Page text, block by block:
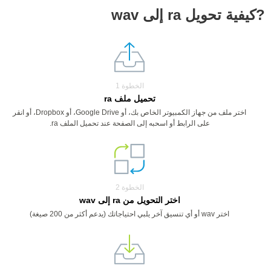
?كيفية تحويل ra إلى wav
الخطوة 1
تحميل ملف ra
اختر ملف من جهاز الكمبيوتر الخاص بك، أو Google Drive، أو Dropbox، أو انقر
على الرابط أو اسحبه إلى الصفحة عند تحميل الملف ra.
الخطوة 2
اختر التحويل من ra إلى wav
اختر wav أو أي تنسيق آخر يلبي احتياجاتك (يدعم أكثر من 200 صيغة)